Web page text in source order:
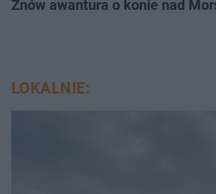
Znów awantura o konie nad
LOKALNIE: